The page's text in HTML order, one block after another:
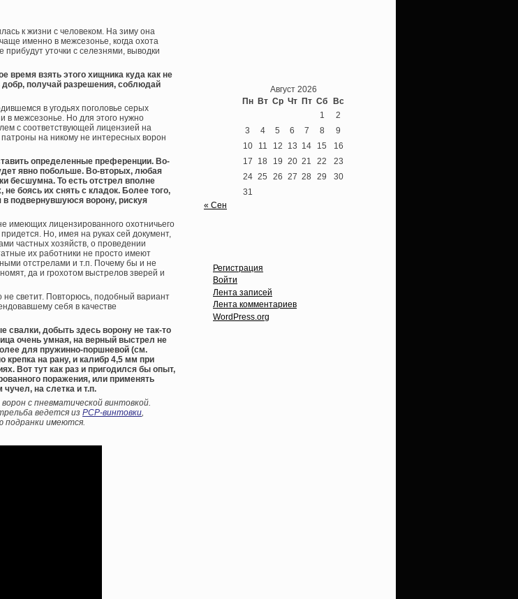
к жизни с человеком. На зиму она
именно в межсезонье, когда охота
прибудут уточки с селезнями, выводки
время взять этого хищника куда как не
добр, получай разрешения, соблюдай
в угодьях поголовье серых
в межсезонье. Но для этого нужно
с соответствующей лицензией на
на никому не интересных ворон
определенные преференции. Во-
явно побольше. Во-вторых, любая
бесшумна. То есть отстрел вполне
боясь их снять с кладок. Более того,
в подвернувшуюся ворону, рискуя
имеющих лицензированного охотничьего
Но, имея на руках сей документ,
частных хозяйств, о проведении
их работники не просто имеют
отстрелами и т.п. Почему бы и не
да и грохотом выстрелов зверей и
светит. Повторюсь, подобный вариант
себя в качестве
свалки, добыть здесь ворону не так-то
очень умная, на верный выстрел не
для пружинно-поршневой (см.
крепка на рану, и калибр 4,5 мм при
Вот тут как раз и пригодился бы опыт,
поражения, или применять
на слетка и т.п.
с пневматической винтовкой.
ведется из PCP-винтовки
подранки имеются.
Август 2026
Пн Вт Ср Чт Пт Сб Вс
1
2
3
4 5 6 7 8
9
10
11 12 13 14 15
16
17
18 19 20 21 22
23
24 25 26 27 28 29
30
31
« Сен
Регистрация
Войти
Лента записей
Лента комментариев
WordPress.org